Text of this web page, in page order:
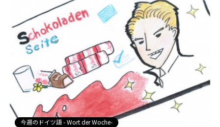
今週のドイツ語 - Wort der Woche-